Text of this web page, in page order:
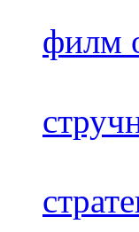
филм